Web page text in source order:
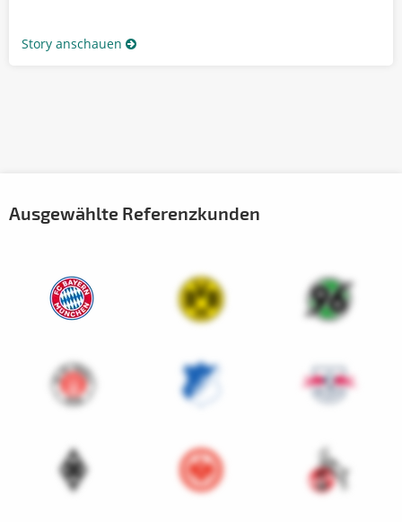
Story anschauen
Ausgewählte Referenzkunden